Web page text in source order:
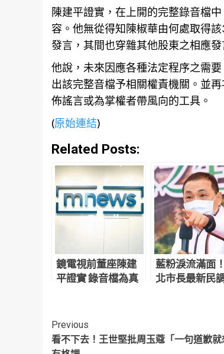
陳建平證實，在上開的完整錄音檔
容。他無從得知陳椒華由何處取得
發言，其間也穿雜其他股東之相應
他說，未來因應各種法定程序之需
出該完整音檔予相關權責機關。並
佈謠言或為掌權者帶風向的工具。
(原始連結)
Related Posts:
鏡電視前董座陳建
平證實 錄音檔為真
藍粉淚流滿面
北市長最新民
Continue
Reading
Previous
看不下去！王世堅批周玉蔻「一句道歉